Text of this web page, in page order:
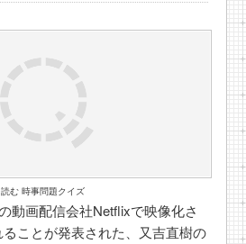
む 時事問題クイズ
動画配信会社Netflixで映像化さ
ことが発表された、又吉直樹の